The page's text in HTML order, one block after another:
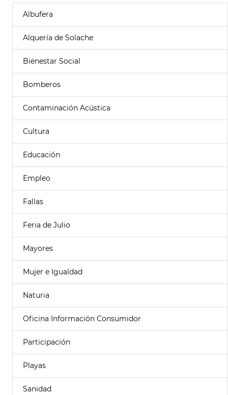
Albufera
Alquería de Solache
Bienestar Social
Bomberos
Contaminación Acústica
Cultura
Educación
Empleo
Fallas
Feria de Julio
Mayores
Mujer e Igualdad
Naturia
Oficina Información Consumidor
Participación
Playas
Sanidad